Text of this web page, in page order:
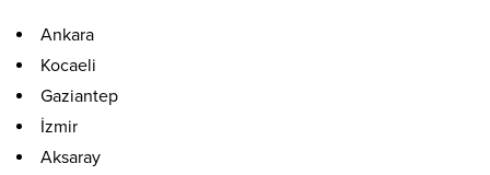
Ankara
Kocaeli
Gaziantep
İzmir
Aksaray